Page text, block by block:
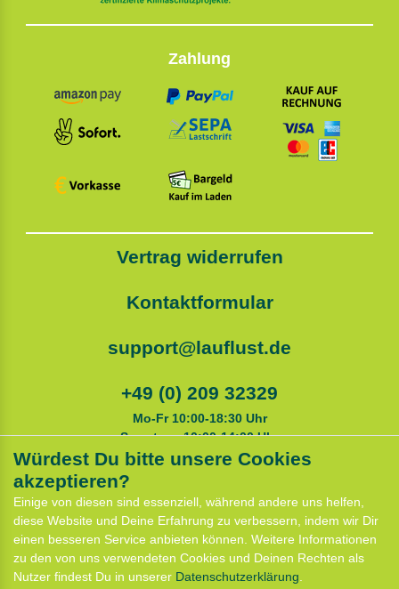
Zahlung
Vertrag widerrufen
Kontaktformular
support@lauflust.de
+49 (0) 209 32329
Mo-Fr 10:00-18:30 Uhr
Samstags 10:00-14:00 Uhr
Anfahrt
Kontaktformular
Termin für Hundeberatung
CaniX Seminare
Lauf Seminar
Würdest Du bitte unsere Cookies
akzeptieren?
Einige von diesen sind essenziell, während andere uns helfen,
diese Website und Deine Erfahrung zu verbessern, indem wir Dir
einen besseren Service anbieten können. Weitere Informationen
zu den von uns verwendeten Cookies und Deinen Rechten als
Nutzer findest Du in unserer Daten­schutz­erklärung